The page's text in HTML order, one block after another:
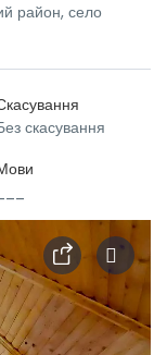
район, село
скасування